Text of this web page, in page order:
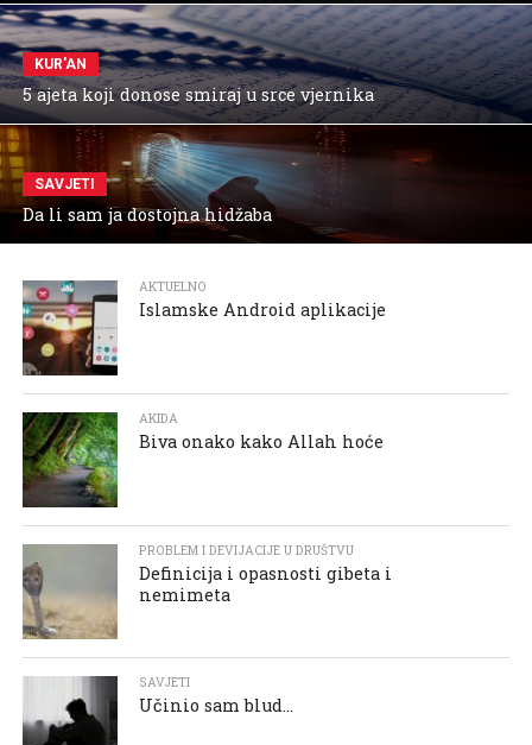
KUR'AN
5 ajeta koji donose smiraj u srce vjernika
SAVJETI
Da li sam ja dostojna hidžaba
AKTUELNO
Islamske Android aplikacije
AKIDA
Biva onako kako Allah hoće
PROBLEM I DEVIJACIJE U DRUŠTVU
Definicija i opasnosti gibeta i
nemimeta
SAVJETI
Učinio sam blud…